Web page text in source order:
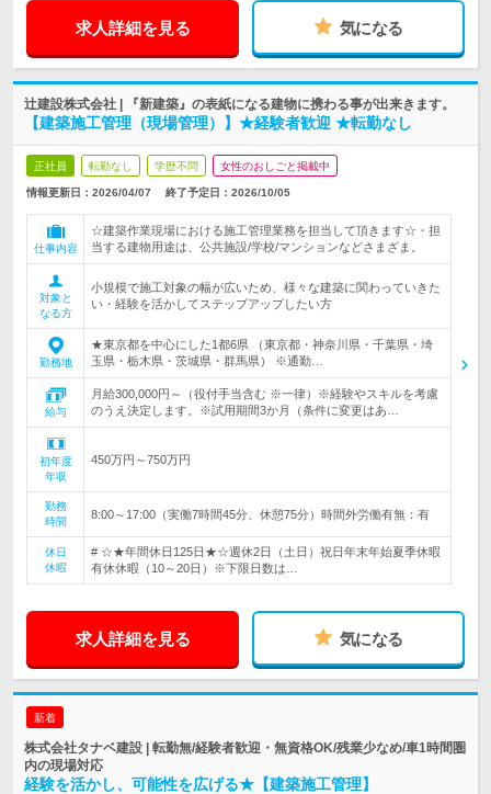
求人詳細を見る 気になる
辻建設株式会社 | 『新建築』の表紙になる建物に携わる事が出来きます。
【建築施工管理（現場管理）】★経験者歓迎 ★転勤なし
正社員 転勤なし 学歴不問 女性のおしごと掲載中
情報更新日：2026/04/07 終了予定日： 2026/10/05
仕事内容
☆建築作業現場における施工管理業務を担当して頂きます☆・担
当する建物用途は、公共施設/学校/マンションなどさまざま。
対象と
なる方
小規模で施工対象の幅が広いため、様々な建築に関わっていきた
い・経験を活かしてステップアップしたい方
勤務地
★東京都を中心にした1都6県 （東京都・神奈川県・千葉県・埼
玉県・栃木県・茨城県・群馬県） ※通勤…
給与
月給300,000円～（役付手当含む ※一律）※経験やスキルを考慮
のうえ決定します。※試用期間3か月（条件に変更はあ…
初年度
年収
450万円～750万円
勤務
時間
8:00～17:00（実働7時間45分、休憩75分）時間外労働有無：有
休日
休暇
# ☆★年間休日125日★☆週休2日（土日）祝日年末年始夏季休暇
有休休暇（10～20日）※下限日数は…
求人詳細を見る 気になる
新着
株式会社タナベ建設 | 転勤無/経験者歓迎・無資格OK/残業少なめ/車1時間圏
内の現場対応
経験を活かし、可能性を広げる★【建築施工管理】